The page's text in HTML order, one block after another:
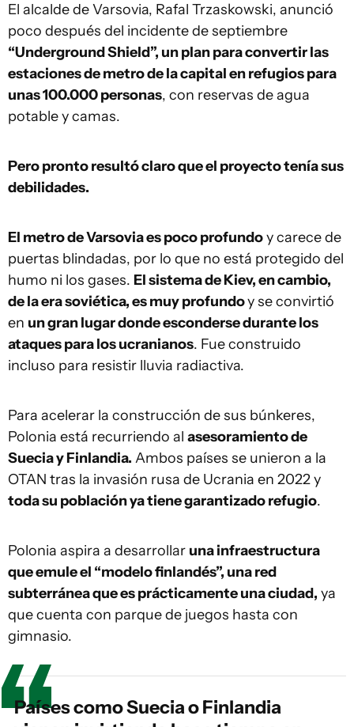
El alcalde de Varsovia, Rafal Trzaskowski, anunció
poco después del incidente de septiembre
“Underground Shield”, un plan para convertir las
estaciones de metro de la capital en refugios para
unas 100.000 personas, con reservas de agua
potable y camas.
Pero pronto resultó claro que el proyecto tenía sus
debilidades.
El metro de Varsovia es poco profundoy carece de
puertas blindadas, por lo que no está protegido del
humo ni los gases. El sistema de Kiev, en cambio,
de la era soviética, es muy profundoy se convirtió
en un gran lugar donde esconderse durante los
ataques para los ucranianos. Fue construido
incluso para resistir lluvia radiactiva.
Para acelerar la construcción de sus búnkeres,
Polonia está recurriendo al asesoramiento de
Suecia y Finlandia. Ambos países se unieron a la
OTAN tras la invasión rusa de Ucrania en 2022 y
toda su población ya tiene garantizado refugio.
Polonia aspira a desarrollar una infraestructura
que emule el “modelo finlandés”, una red
subterránea que es prácticamente una ciudad, ya
que cuenta con parque de juegos hasta con
gimnasio.
Países como Suecia o Finlandia